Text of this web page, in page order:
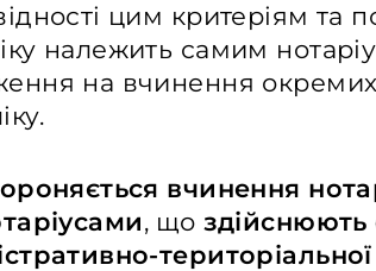
цим критеріям та
належить самим
на вчинення
вчинення
, що здійснюють